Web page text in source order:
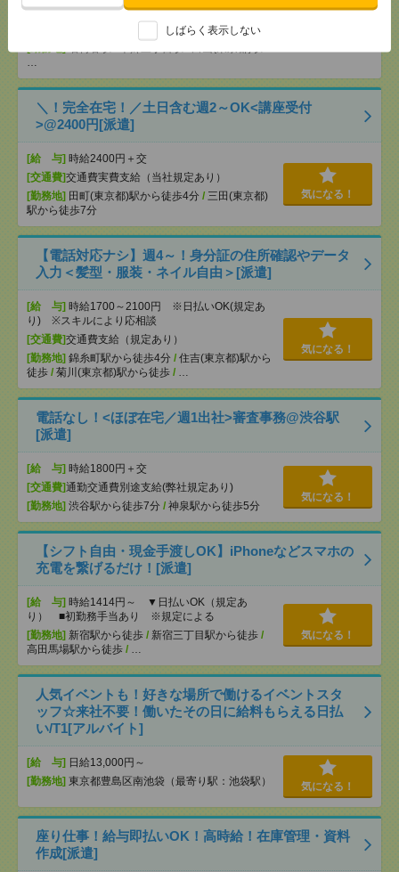
しばらく表示しない
OK ■扶養内OK ■日収1万2000円以上
…
＼！完全在宅！／土日含む週2～OK<講座受付
>@2400円[派遣]
[給 与] 時給2400円＋交
[交通費]交通費実費支給（当社規定あり）
[勤務地] 田町(東京都)駅から徒歩4分 / 三田(東京都)
駅から徒歩7分
気になる！
【電話対応ナシ】週4～！身分証の住所確認やデータ
入力＜髪型・服装・ネイル自由＞[派遣]
[給 与] 時給1700～2100円 ※日払いOK(規定あ
り) ※スキルにより応相談
[交通費]交通費支給（規定あり）
[勤務地] 錦糸町駅から徒歩4分 / 住吉(東京都)駅から
徒歩 / 菊川(東京都)駅から徒歩 / …
気になる！
電話なし！<ほぼ在宅／週1出社>審査事務@渋谷駅
[派遣]
[給 与] 時給1800円＋交
[交通費]通勤交通費別途支給(弊社規定あり)
[勤務地] 渋谷駅から徒歩7分 / 神泉駅から徒歩5分
気になる！
【シフト自由・現金手渡しOK】iPhoneなどスマホの
充電を繋げるだけ！[派遣]
[給 与] 時給1414円～ ▼日払いOK（規定あ
り） ■初勤務手当あり ※規定による
[勤務地] 新宿駅から徒歩 / 新宿三丁目駅から徒歩 /
高田馬場駅から徒歩 / …
気になる！
人気イベントも！好きな場所で働けるイベントスタ
ッフ☆来社不要！働いたその日に給料もらえる日払
い/T1[アルバイト]
[給 与] 日給13,000円～
[勤務地] 東京都豊島区南池袋（最寄り駅：池袋駅） 気になる！
座り仕事！給与即払いOK！高時給！在庫管理・資料
作成[派遣]